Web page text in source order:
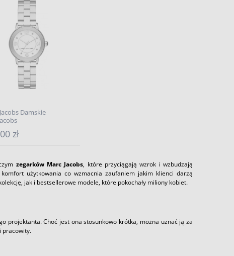
Damskie
zł
zegarków Marc Jacobs, które przyciągają wzrok i wzbudzają
użytkowania co wzmacnia zaufaniem jakim klienci darzą
jak i bestsellerowe modele, które pokochały miliony kobiet.
projektanta. Choć jest ona stosunkowo krótka, można uznać ją za
pracowity.